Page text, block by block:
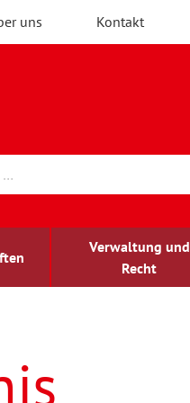
uns Kontakt
Verwaltung und
Recht